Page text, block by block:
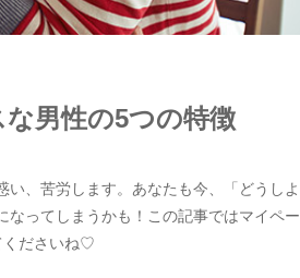
男性の5つの特徴
、苦労します。あなたも今、「どうしよ
なってしまうかも！この記事ではマイペー
くださいね♡